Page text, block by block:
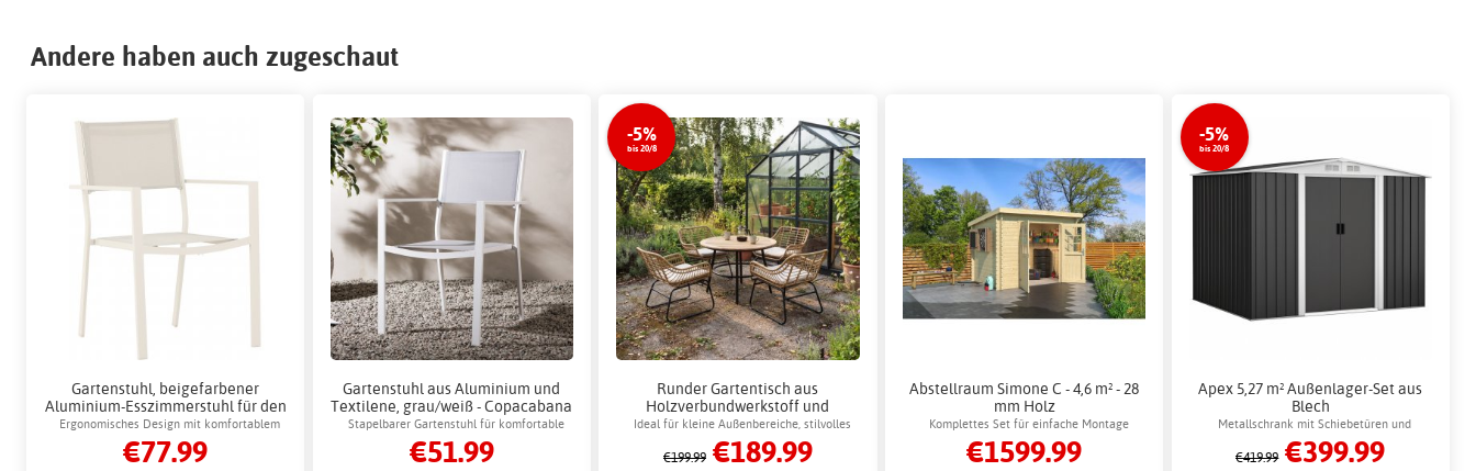
Andere haben auch zugeschaut
Gartenstuhl, beigefarbener
Aluminium-Esszimmerstuhl für den
Außenbereich - Copacabana
Ergonomisches Design mit komfortablem
Sitzkissen
€77.99
Gartenstuhl aus Aluminium und
Textilene, grau/weiß - Copacabana
Stapelbarer Gartenstuhl für komfortable
Nutzung im Freien
€51.99
-5%
bis 20/8
Runder Gartentisch aus
Holzverbundwerkstoff und
Aluminium, 105 cm - Lükenäs
Ideal für kleine Außenbereiche, stilvolles
Design
€199.99 €189.99
Abstellraum Simone C - 4,6 m² - 28
mm Holz
Komplettes Set für einfache Montage
€1599.99
-5%
bis 20/8
Apex 5,27 m² Außenlager-Set aus
Blech
Metallschrank mit Schiebetüren und
Belüftung
€419.99 €399.99